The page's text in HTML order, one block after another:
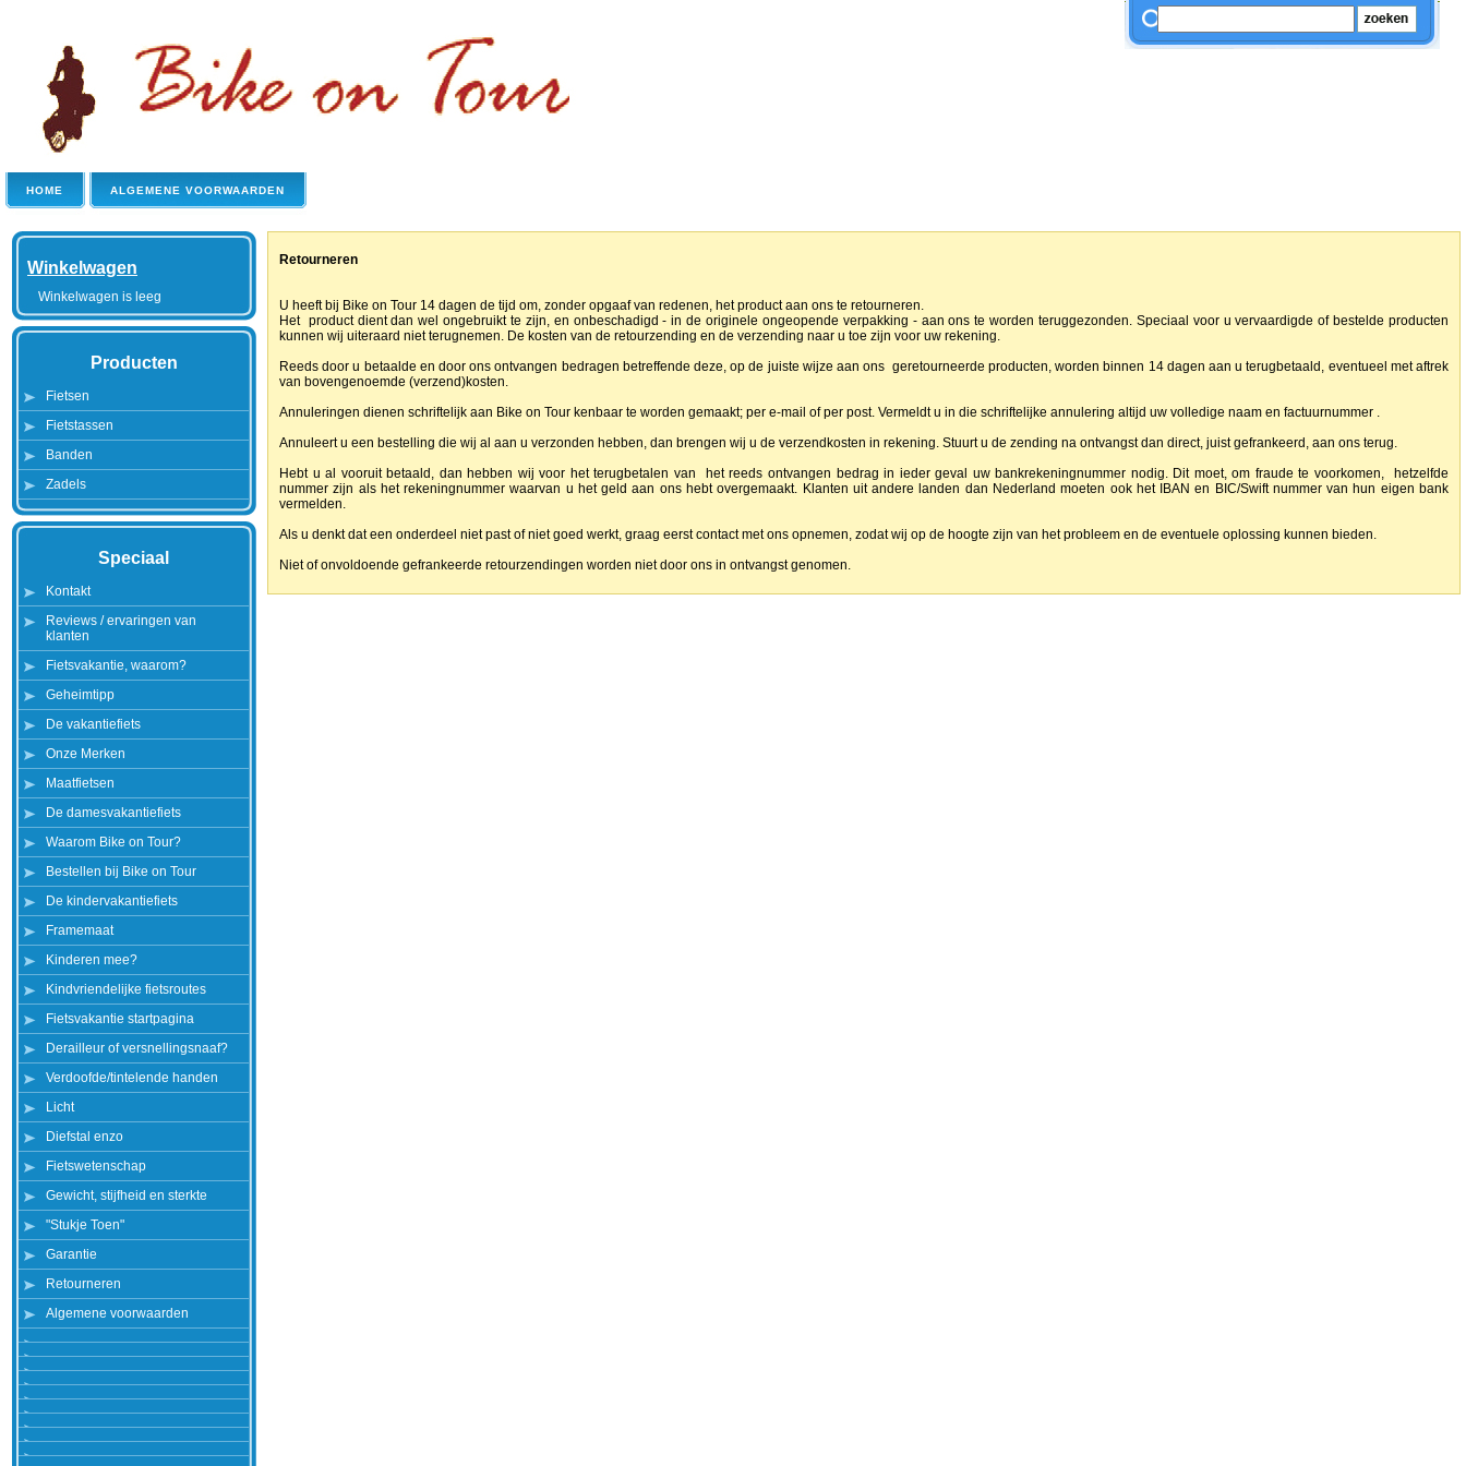
HOME ALGEMENE VOORWAARDEN
Winkelwagen
Winkelwagen is leeg
Producten
Fietsen
Fietstassen
Banden
Zadels
Speciaal
Kontakt
Reviews / ervaringen van
klanten
Fietsvakantie, waarom?
Geheimtipp
De vakantiefiets
Onze Merken
Maatfietsen
De damesvakantiefiets
Waarom Bike on Tour?
Bestellen bij Bike on Tour
De kindervakantiefiets
Framemaat
Kinderen mee?
Kindvriendelijke fietsroutes
Fietsvakantie startpagina
Derailleur of versnellingsnaaf?
Verdoofde/tintelende handen
Licht
Diefstal enzo
Fietswetenschap
Gewicht, stijfheid en sterkte
"Stukje Toen"
Garantie
Retourneren
Algemene voorwaarden
Retourneren
U heeft bij Bike on Tour 14 dagen de tijd om, zonder opgaaf van redenen, het product aan ons te retourneren.
Het product dient dan wel ongebruikt te zijn, en onbeschadigd - in de originele ongeopende verpakking - aan ons te worden teruggezonden. Speciaal voor u vervaardigde of bestelde producten
kunnen wij uiteraard niet terugnemen. De kosten van de retourzending en de verzending naar u toe zijn voor uw rekening.
Reeds door u betaalde en door ons ontvangen bedragen betreffende deze, op de juiste wijze aan ons geretourneerde producten, worden binnen 14 dagen aan u terugbetaald, eventueel met aftrek
van bovengenoemde (verzend)kosten.
Annuleringen dienen schriftelijk aan Bike on Tour kenbaar te worden gemaakt; per e-mail of per post. Vermeldt u in die schriftelijke annulering altijd uw volledige naam en factuurnummer .
Annuleert u een bestelling die wij al aan u verzonden hebben, dan brengen wij u de verzendkosten in rekening. Stuurt u de zending na ontvangst dan direct, juist gefrankeerd, aan ons terug.
Hebt u al vooruit betaald, dan hebben wij voor het terugbetalen van het reeds ontvangen bedrag in ieder geval uw bankrekeningnummer nodig. Dit moet, om fraude te voorkomen, hetzelfde
nummer zijn als het rekeningnummer waarvan u het geld aan ons hebt overgemaakt. Klanten uit andere landen dan Nederland moeten ook het IBAN en BIC/Swift nummer van hun eigen bank
vermelden.
Als u denkt dat een onderdeel niet past of niet goed werkt, graag eerst contact met ons opnemen, zodat wij op de hoogte zijn van het probleem en de eventuele oplossing kunnen bieden.
Niet of onvoldoende gefrankeerde retourzendingen worden niet door ons in ontvangst genomen.